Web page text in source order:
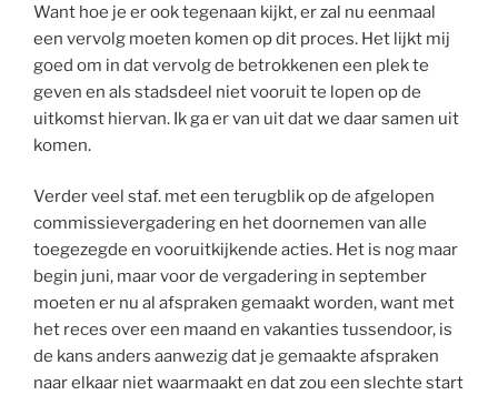
Want hoe je er ook tegenaan kijkt, er zal nu eenmaal
een vervolg moeten komen op dit proces. Het lijkt mij
goed om in dat vervolg de betrokkenen een plek te
geven en als stadsdeel niet vooruit te lopen op de
uitkomst hiervan. Ik ga er van uit dat we daar samen uit
komen.
Verder veel staf. met een terugblik op de afgelopen
commissievergadering en het doornemen van alle
toegezegde en vooruitkijkende acties. Het is nog maar
begin juni, maar voor de vergadering in september
moeten er nu al afspraken gemaakt worden, want met
het reces over een maand en vakanties tussendoor, is
de kans anders aanwezig dat je gemaakte afspraken
naar elkaar niet waarmaakt en dat zou een slechte start